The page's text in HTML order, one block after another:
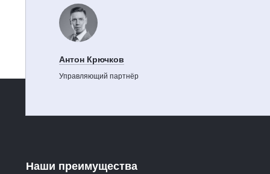
Антон Крючков
Управляющий партнёр
Наши преимущества